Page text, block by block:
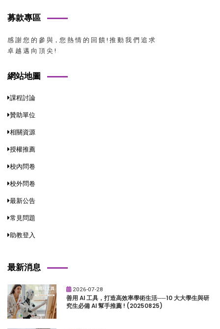
募款專區
感 謝 您 的 參 與，您 熱 情 的 回 饋 ! 推 動 我 們 追 求
卓 越 邁 向 頂 尖 !
網站地圖
課程討論
贊助單位
相關資源
授權推薦
校內問卷
校外問卷
最新公告
常見問題
助教登入
最新消息
2026-07-28
善用 AI 工具，打造高效率學術生活──10 大大學生與研
究生必備 AI 幫手推薦 ! (20250825)